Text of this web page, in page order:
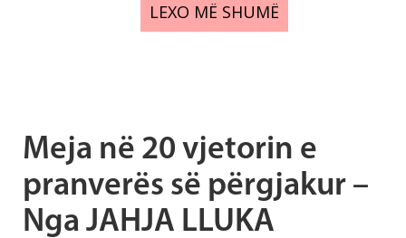
LEXO MË SHUMË
Meja në 20 vjetorin e
pranverës së përgjakur –
Nga JAHJA LLUKA